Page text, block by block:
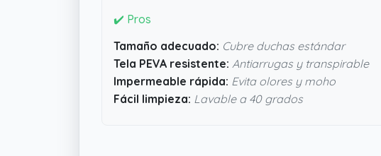
✔️ Pros
Tamaño adecuado: Cubre duchas estándar
Tela PEVA resistente: Antiarrugas y transpirable
Impermeable rápida: Evita olores y moho
Fácil limpieza: Lavable a 40 grados